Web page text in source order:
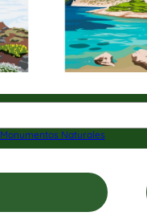
Monumentos Naturales